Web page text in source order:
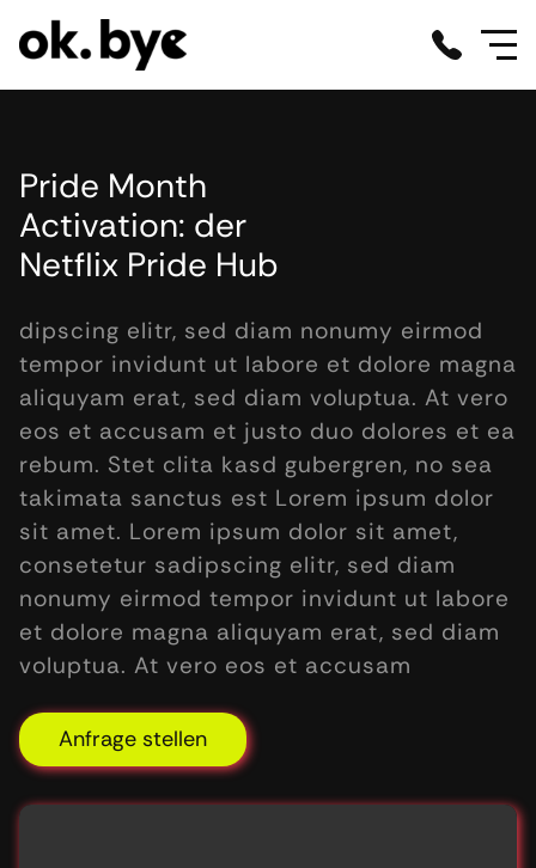
Pride Month
Activation: der
Netflix Pride Hub
dipscing elitr, sed diam nonumy eirmod
tempor invidunt ut labore et dolore magna
aliquyam erat, sed diam voluptua. At vero
eos et accusam et justo duo dolores et ea
rebum. Stet clita kasd gubergren, no sea
takimata sanctus est Lorem ipsum dolor
sit amet. Lorem ipsum dolor sit amet,
consetetur sadipscing elitr, sed diam
nonumy eirmod tempor invidunt ut labore
et dolore magna aliquyam erat, sed diam
voluptua. At vero eos et accusam
Anfrage stellen